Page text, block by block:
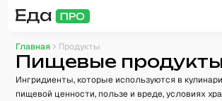
Главная Продукты
Пищевые
Ингридиенты, которые используются в
пищевой ценности, пользе и вреде, условиях